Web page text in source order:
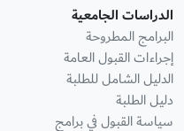
الدراسات الجامعية
البرامج المطروحة
إجراءات القبول العامة
الدليل الشامل للطلبة
دليل الطلبة
سياسة القبول في برامج